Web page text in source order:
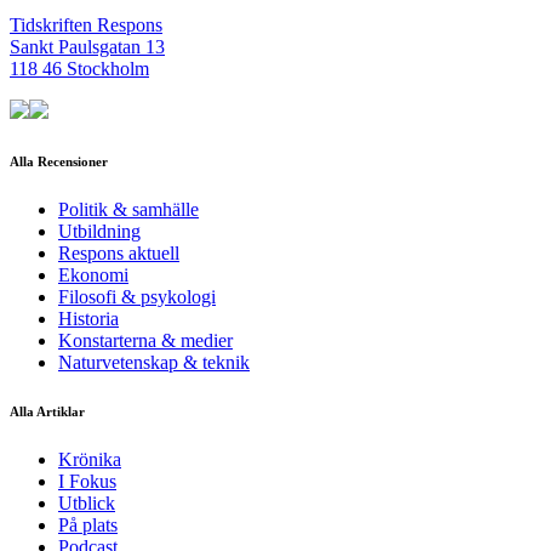
Tidskriften Respons
Sankt Paulsgatan 13
118 46 Stockholm
Alla Recensioner
Politik & samhälle
Utbildning
Respons aktuell
Ekonomi
Filosofi & psykologi
Historia
Konstarterna & medier
Naturvetenskap & teknik
Alla Artiklar
Krönika
I Fokus
Utblick
På plats
Podcast